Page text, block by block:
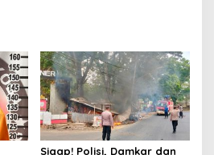
Sigap! Polisi, Damkar dan